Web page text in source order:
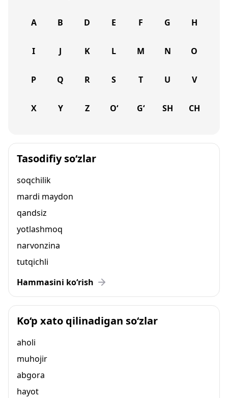
A B D E F G H
I J K L M N O
P Q R S T U V
X Y Z O‘ G‘ SH CH
Tasodifiy so‘zlar
soqchilik
mardi maydon
qandsiz
yotlashmoq
narvonzina
tutqichli
Hammasini ko‘rish
Ko‘p xato qilinadigan so‘zlar
aholi
muhojir
abgora
hayot